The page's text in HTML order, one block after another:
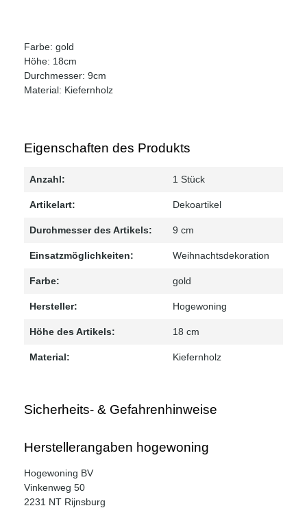
Farbe: gold
Höhe: 18cm
Durchmesser: 9cm
Material: Kiefernholz
Eigenschaften des Produkts
Anzahl: 1 Stück
Artikelart: Dekoartikel
Durchmesser des Artikels: 9 cm
Einsatzmöglichkeiten: Weihnachtsdekoration
Farbe: gold
Hersteller: Hogewoning
Höhe des Artikels: 18 cm
Material: Kiefernholz
Sicherheits- & Gefahrenhinweise
Herstellerangaben hogewoning
Hogewoning BV
Vinkenweg 50
2231 NT Rijnsburg